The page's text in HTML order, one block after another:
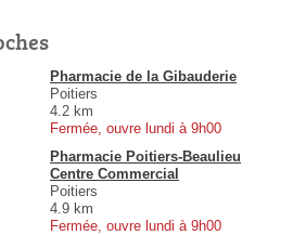
Pharmacie de la Gibauderie
Poitiers
4.2 km
Fermée, ouvre lundi à 9h00
Pharmacie Poitiers-Beaulieu
Centre Commercial
Poitiers
4.9 km
Fermée, ouvre lundi à 9h00